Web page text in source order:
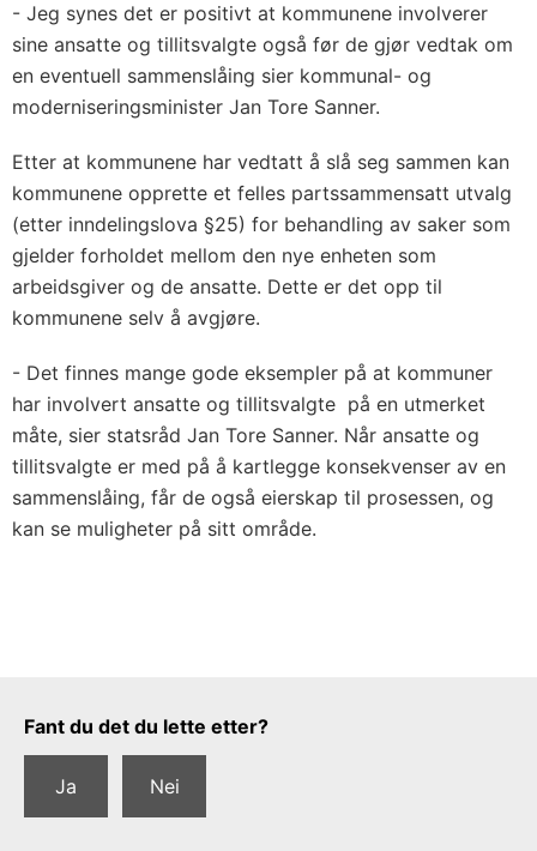
- Jeg synes det er positivt at kommunene involverer
sine ansatte og tillitsvalgte også før de gjør vedtak om
en eventuell sammenslåing sier kommunal- og
moderniseringsminister Jan Tore Sanner.
Etter at kommunene har vedtatt å slå seg sammen kan
kommunene opprette et felles partssammensatt utvalg
(etter inndelingslova §25) for behandling av saker som
gjelder forholdet mellom den nye enheten som
arbeidsgiver og de ansatte. Dette er det opp til
kommunene selv å avgjøre.
- Det finnes mange gode eksempler på at kommuner
har involvert ansatte og tillitsvalgte på en utmerket
måte, sier statsråd Jan Tore Sanner. Når ansatte og
tillitsvalgte er med på å kartlegge konsekvenser av en
sammenslåing, får de også eierskap til prosessen, og
kan se muligheter på sitt område.
Tilbakemeldingsskjema
Fant du det du lette etter?
Ja Nei